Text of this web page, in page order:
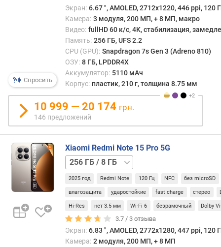
р
о
е
н
н
а
я
п
а
(
Г
Спросить
Экран: 6.67 ", AMOLED, 2712x1220, 446 ppi, 120
Камера: 3 модуля, 200 МП, + 8 МП, макро
Видео: fullHD 60 к/с, 4K, стабилизация,
Память: 256 ГБ, UFS 2.2
CPU (GPU): Snapdragon 7s Gen 3 (Adreno 810)
ОЗУ: 8 ГБ, LPDDR4X
Аккумулятор: 5110 мАч
Корпус: пластик, 210 г, толщина 8.75 мм
10 999 — 20 174 грн.
146 предложений
Xiaomi Redmi Note 15 Pro 5G
256 ГБ
/
12 ГБ512 ГБ
8 ГБ
12 ГБ
2025 год Redmi Note 120 Гц NFC без microSD
влагозащита ударостойкие fast charge стерео
Hi-Res нет 3.5 мм Wi-Fi 6 безрамочный Dolby
3.7 /3 отзыва
Экран: 6.83 ", AMOLED, 2772x1280, 447 ppi, 120
Камера: 2 модуля, 200 МП, + 8 МП